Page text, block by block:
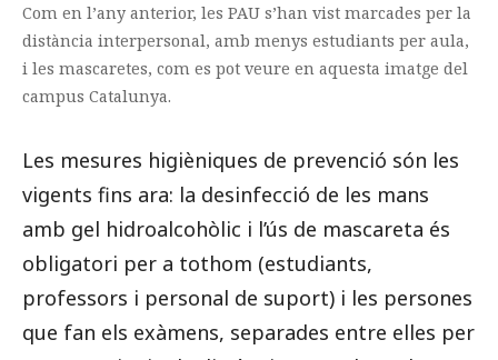
Com en l’any anterior, les PAU s’han vist marcades per la
distància interpersonal, amb menys estudiants per aula,
i les mascaretes, com es pot veure en aquesta imatge del
campus Catalunya.
Les mesures higièniques de prevenció són les
vigents fins ara: la desinfecció de les mans
amb gel hidroalcohòlic i l’ús de mascareta és
obligatori per a tothom (estudiants,
professors i personal de suport) i les persones
que fan els exàmens, separades entre elles per